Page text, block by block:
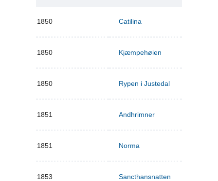
1850 Catilina
1850 Kjæmpehøien
1850 Rypen i Justedal
1851 Andhrimner
1851 Norma
1853 Sancthansnatten